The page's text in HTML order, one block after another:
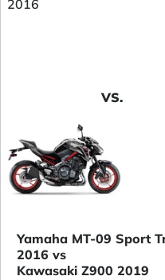
VS.
Yamaha MT-09 Sport
2016 vs
Kawasaki Z900 2019